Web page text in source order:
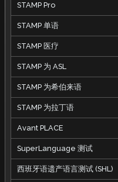
STAMP Pro
STAMP 单语
STAMP 医疗
STAMP 为 ASL
STAMP 为希伯来语
STAMP 为拉丁语
Avant PLACE
SuperLanguage 测试
西班牙语遗产语言测试 (SHL)